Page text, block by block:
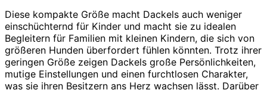
Diese kompakte Größe macht Dackels auch weniger
einschüchternd für Kinder und macht sie zu idealen
Begleitern für Familien mit kleinen Kindern, die sich von
größeren Hunden überfordert fühlen könnten. Trotz ihrer
geringen Größe zeigen Dackels große Persönlichkeiten,
mutige Einstellungen und einen furchtlosen Charakter,
was sie ihren Besitzern ans Herz wachsen lässt. Darüber